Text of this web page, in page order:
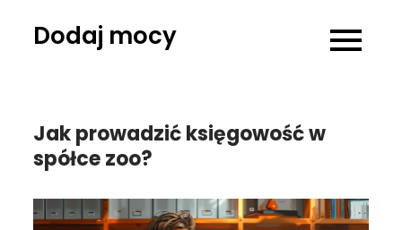
Dodaj mocy
Jak prowadzić księgowość w
spółce zoo?